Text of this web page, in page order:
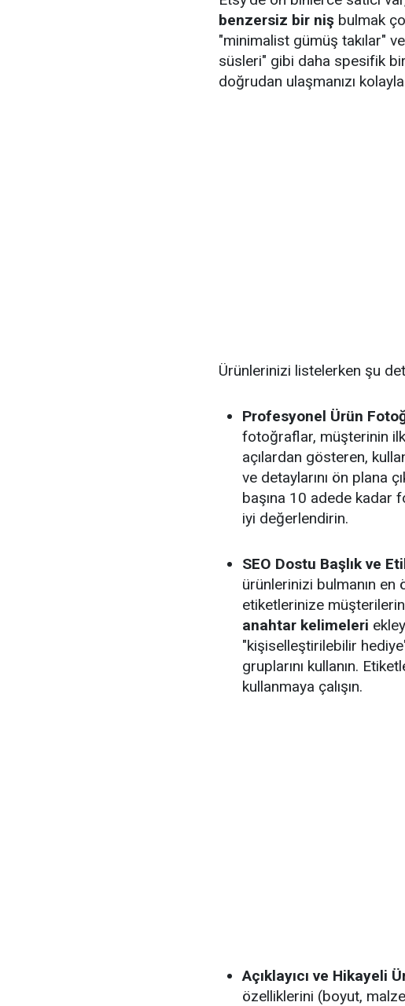
benzersiz bir niş bulmak
"minimalist gümüş takılar"
süsleri" gibi daha spesifik
doğrudan ulaşmanızı
Ürünlerinizi listelerken şu
Profesyonel Ürün
fotoğraflar, müşterinin
açılardan gösteren,
ve detaylarını ön plana
başına 10 adede kadar
iyi değerlendirin.
SEO Dostu Başlık ve
ürünlerinizi bulmanın en
etiketlerinize
anahtar kelimeleri
"kişiselleştirilebilir
gruplarını kullanın.
kullanmaya çalışın.
Açıklayıcı ve Hikayeli
özelliklerini (boyut,